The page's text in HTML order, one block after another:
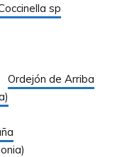
sp
Ordejón de Arriba